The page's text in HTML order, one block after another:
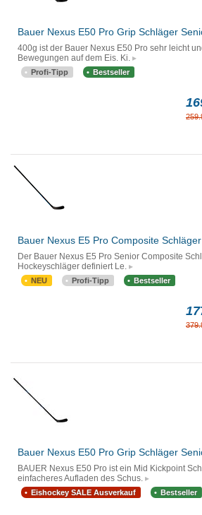
Bauer Nexus E50 Pro Grip Schläger
400g ist der Bauer Nexus E50 Pro sehr leicht
Bewegungen auf dem Eis. Ki.
Profi-Tipp Bestseller
Bauer Nexus E5 Pro Composite
Der Bauer Nexus E5 Pro Senior Composite
Hockeyschläger definiert Le.
NEU Profi-Tipp Bestseller
Bauer Nexus E50 Pro Grip Schläger
BAUER Nexus E50 Pro ist ein Mid Kickpoint
einfacheres Aufladen des Schus.
Eishockey SALE Ausverkauf Bestseller